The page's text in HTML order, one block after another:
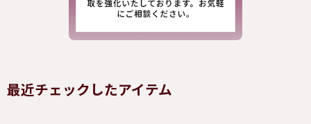
最近チェックしたアイテム